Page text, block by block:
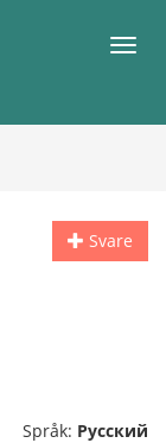
Meny
Svare
Språk: Русский